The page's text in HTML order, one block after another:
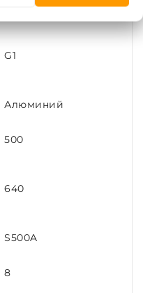
500/80
G1
Алюминий
500
640
S500A
8